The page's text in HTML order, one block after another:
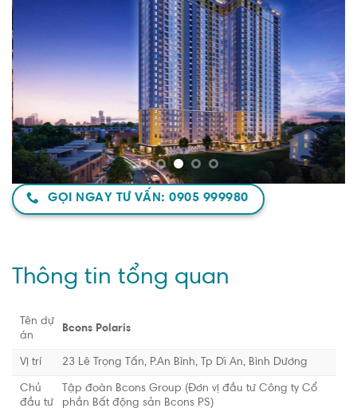
GỌI NGAY TƯ VẤN: 0905 999980
Thông tin tổng quan
Tên dự
án
Bcons Polaris
Vị trí 23 Lê Trọng Tấn, P.An Bình, Tp Dĩ An, Bình Dương
Chủ
đầu tư
Tập đoàn Bcons Group (Đơn vị đầu tư Công ty Cổ
phần Bất động sản Bcons PS)